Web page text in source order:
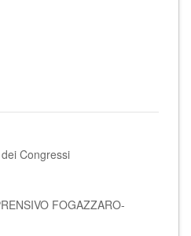
Congressi
FOGAZZARO-